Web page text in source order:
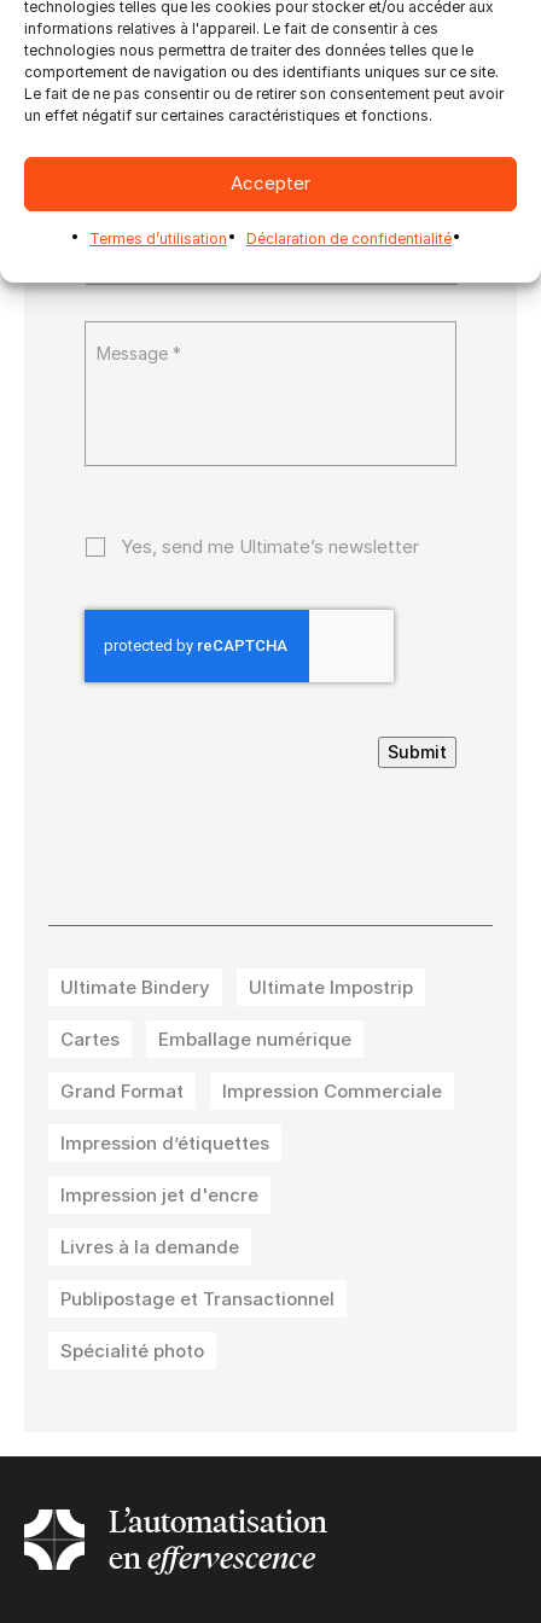
technologies telles que les cookies pour stocker et/ou accéder aux
informations relatives à l'appareil. Le fait de consentir à ces
technologies nous permettra de traiter des données telles que le
comportement de navigation ou des identifiants uniques sur ce site.
Le fait de ne pas consentir ou de retirer son consentement peut avoir
un effet négatif sur certaines caractéristiques et fonctions.
Accepter
Termes d’utilisation Déclaration de confidentialité
Yes, send me Ultimate’s newsletter
Submit
Ultimate Bindery Ultimate Impostrip
Cartes Emballage numérique
Grand Format Impression Commerciale
Impression d’étiquettes
Impression jet d'encre
Livres à la demande
Publipostage et Transactionnel
Spécialité photo
L’automatisation
eneffervescence